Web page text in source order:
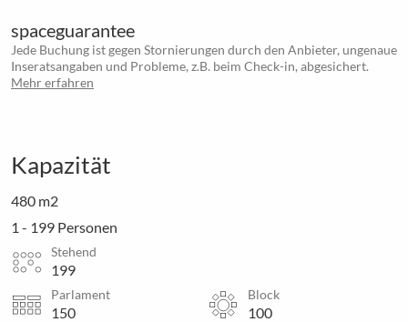
spaceguarantee
Jede Buchung ist gegen Stornierungen durch den Anbieter, ungenaue
Inseratsangaben und Probleme, z.B. beim Check-in, abgesichert.
Mehr erfahren
Kapazität
480 m2
1 - 199 Personen
Stehend
199
Parlament
150
Block
100